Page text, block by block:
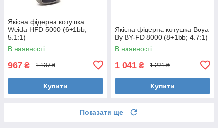
Якісна фідерна котушка
Weida HFD 5000 (6+1bb;
5.1:1)
В наявності
967 ₴ 1 137 ₴
Купити
Якісна фідерна котушка Boya
By BY-FD 8000 (8+1bb; 4.7:1)
В наявності
1 041 ₴ 1 221 ₴
Купити
Показати ще